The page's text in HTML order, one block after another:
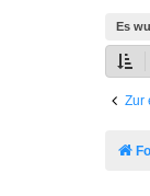
Es
Zur